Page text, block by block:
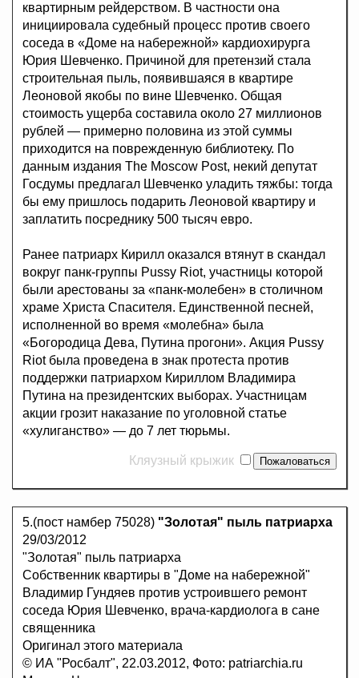
квартирным рейдерством. В частности она
инициировала судебный процесс против своего
соседа в «Доме на набережной» кардиохирурга
Юрия Шевченко. Причиной для претензий стала
строительная пыль, появившаяся в квартире
Леоновой якобы по вине Шевченко. Общая
стоимость ущерба составила около 27 миллионов
рублей — примерно половина из этой суммы
приходится на поврежденную библиотеку. По
данным издания The Moscow Post, некий депутат
Госдумы предлагал Шевченко уладить тяжбы: тогда
бы ему пришлось подарить Леоновой квартиру и
заплатить посреднику 500 тысяч евро.
Ранее патриарх Кирилл оказался втянут в скандал
вокруг панк-группы Pussy Riot, участницы которой
были арестованы за «панк-молебен» в столичном
храме Христа Спасителя. Единственной песней,
исполненной во время «молебна» была
«Богородица Дева, Путина прогони». Акция Pussy
Riot была проведена в знак протеста против
поддержки патриархом Кириллом Владимира
Путина на президентских выборах. Участницам
акции грозит наказание по уголовной статье
«хулиганство» — до 7 лет тюрьмы.
Кляузный крыжик
5.(пост намбер 75028) "Золотая" пыль патриарха
29/03/2012
"Золотая" пыль патриарха
Собственник квартиры в "Доме на набережной"
Владимир Гундяев против устроившего ремонт
соседа Юрия Шевченко, врача-кардиолога в сане
священника
Оригинал этого материала
© ИА "Росбалт", 22.03.2012, Фото: patriarchia.ru